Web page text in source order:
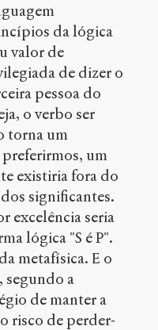
da lógica
valor de
de dizer o
pessoa do
o verbo ser
torna um
um
existiria fora do
significantes.
excelência seria
lógica "S é P".
metafísica. E o
segundo a
de manter a
risco de perder-